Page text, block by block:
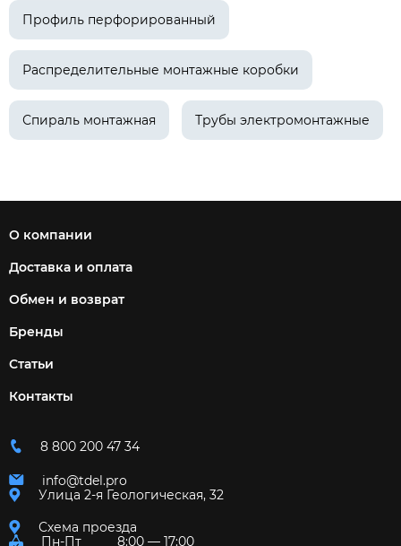
Профиль перфорированный
Распределительные монтажные коробки
Спираль монтажная Трубы электромонтажные
О компании
Доставка и оплата
Обмен и возврат
Бренды
Статьи
Контакты
8 800 200 47 34
info@tdel.pro
Улица 2-я Геологическая, 32
Схема проезда
Пн-Пт
8:00 — 17:00